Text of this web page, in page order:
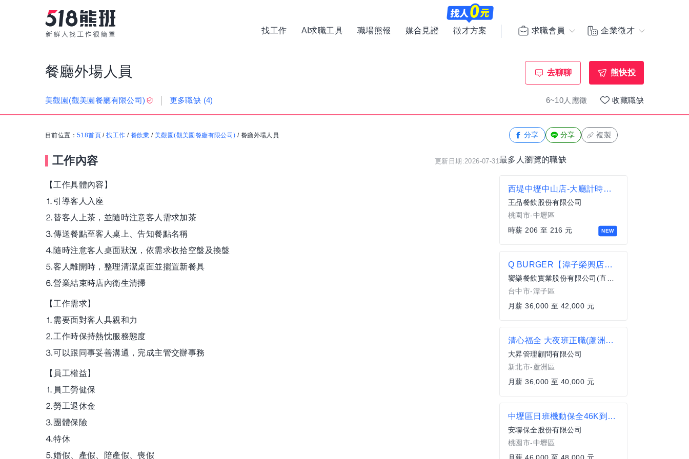
找工作 AI求職工具 職場熊報 媒合見證 徵才方案 求職會員 企業徵才
餐廳外場人員 去聊聊 熊快投
美觀園(觀美園餐廳有限公司) 更多職缺 (4) 6~10人應徵 收藏職缺
目前位置： 518首頁 /找工作 / 餐飲業 /美觀園(觀美園餐廳有限公司) / 餐廳外場人員
工作內容 更新日期:2026-07-31
【工作具體內容】
⒈引導客人入座
⒉替客人上茶，並隨時注意客人需求加茶
⒊傳送餐點至客人桌上、告知餐點名稱
⒋隨時注意客人桌面狀況，依需求收拾空盤及換盤
⒌客人離開時，整理清潔桌面並擺置新餐具
⒍營業結束時店內衛生清掃
【工作需求】
⒈需要面對客人具親和力
⒉工作時保持熱忱服務態度
⒊可以跟同事妥善溝通，完成主管交辦事務
【員工權益】
⒈員工勞健保
⒉勞工退休金
⒊團體保險
⒋特休
⒌婚假、產假、陪產假、喪假
分享 分享 複製
最多人瀏覽的職缺
NEW
西堤中壢中山店-大廳計時人員
王品餐飲股份有限公司
桃園市-中壢區
時薪 206 至 216 元
Q BURGER【潭子榮興店】月薪最高42,000 X儲備幹部一頭班X 歡迎轉職、新鮮人加入
饗樂餐飲實業股份有限公司(直營總公司)
台中市-潭子區
月薪 36,000 至 42,000 元
清心福全 大夜班正職(蘆洲中華店)飲料店
大昇管理顧問有限公司
新北市-蘆洲區
月薪 36,000 至 40,000 元
中壢區日班機動保全46K到48K
安聯保全股份有限公司
桃園市-中壢區